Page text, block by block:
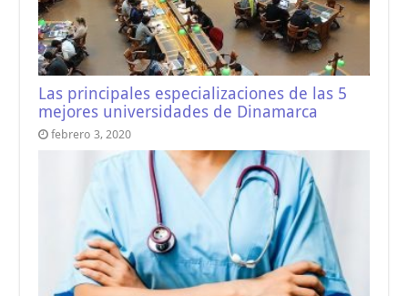
Las principales especializaciones de las 5
mejores universidades de Dinamarca
febrero 3, 2020